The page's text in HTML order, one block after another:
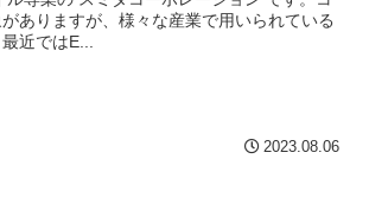
ありますが、様々な産業で用いられている
近ではE...
2023.08.06